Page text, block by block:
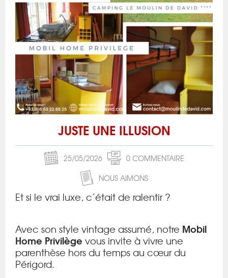
JUSTE UNE ILLUSION
25/05/2026
0 COMMENTAIRE
NOUS AIMONS
Et si le vrai luxe, c’était de ralentir ?
Avec son style vintage assumé, notre Mobil
Home Privilège vous invite à vivre une
parenthèse hors du temps au cœur du
Périgord.